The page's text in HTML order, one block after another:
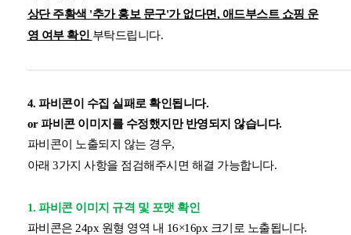
상단 주황색 '추가 홍보 문구'가 없다면, 애드부스트 쇼핑 운
영 여부 확인 부탁드립니다.
4. 파비콘이 수집 실패로 확인됩니다.
or 파비콘 이미지를 수정했지만 반영되지 않습니다.
파비콘이 노출되지 않는 경우,
아래 3가지 사항을 점검해주시면 해결 가능합니다.
1. 파비콘 이미지 규격 및 포맷 확인
파비콘은 24px 원형 영역 내 16×16px 크기로 노출됩니다.